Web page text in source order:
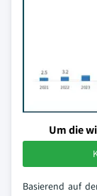
Um die
Basierend auf